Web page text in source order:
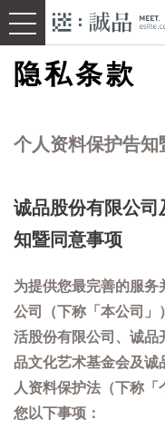
隐私条款
个人资料保护告知
诚品股份有限公
知暨同意事项
为提供您最完善的服务
公司（下称「本公司」
活股份有限公司、诚品
品文化艺术基金会及诚
人资料保护法（下称
您以下事项：